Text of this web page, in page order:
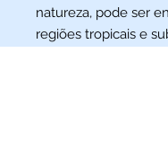
natureza, pode ser
regiões tropicais e